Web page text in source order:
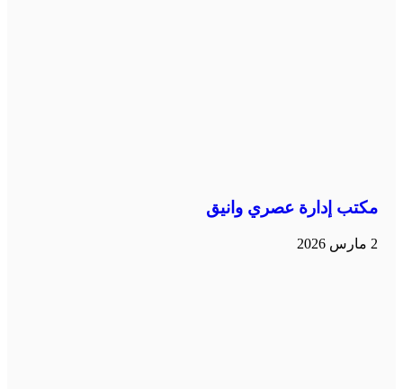
مكتب إدارة عصري وانيق
2 مارس 2026